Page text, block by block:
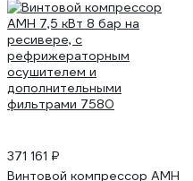
371 161 ₽
Винтовой компрессор АМН